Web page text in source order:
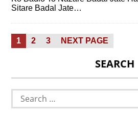
Sitare Badal Jate…
Posts
pagination
PAGE
1 PAGE
2 PAGE
3 NEXT PAGE
SEARCH
Search
for: